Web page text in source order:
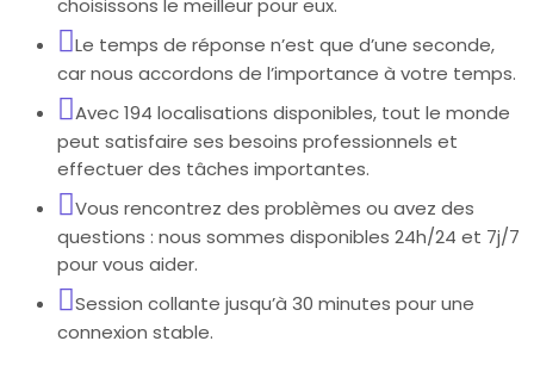
choisissons le meilleur pour eux.
Le temps de réponse n’est que d’une seconde,
car nous accordons de l’importance à votre temps.
Avec 194 localisations disponibles, tout le monde
peut satisfaire ses besoins professionnels et
effectuer des tâches importantes.
Vous rencontrez des problèmes ou avez des
questions : nous sommes disponibles 24h/24 et 7j/7
pour vous aider.
Session collante jusqu’à 30 minutes pour une
connexion stable.